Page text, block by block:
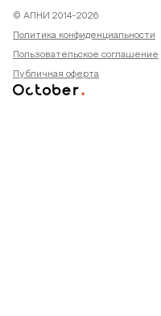
© АПНИ 2014-2026
Политика конфиденциальности
Пользовательское соглашение
Публичная оферта